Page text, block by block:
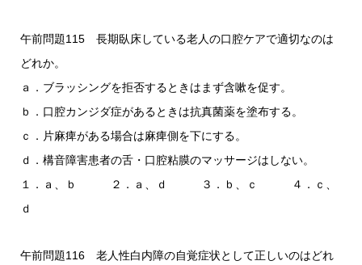
午前問題115 長期臥床している老人の口腔ケアで適切なのは
どれか。
ａ．ブラッシングを拒否するときはまず含嗽を促す。
ｂ．口腔カンジダ症があるときは抗真菌薬を塗布する。
ｃ．片麻痺がある場合は麻痺側を下にする。
ｄ．構音障害患者の舌・口腔粘膜のマッサージはしない。
１．ａ、ｂ ２．ａ、ｄ ３．ｂ、ｃ ４．ｃ、
ｄ
午前問題116 老人性白内障の自覚症状として正しいのはどれ